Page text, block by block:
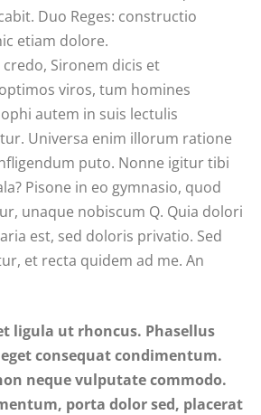
Duo Reges: constructio
etiam dolore.
Sironem dicis et
viros, tum homines
autem in suis lectulis
Universa enim illorum ratione
puto. Nonne igitur tibi
Pisone in eo gymnasio, quod
unaque nobiscum Q. Quia dolori
est, sed doloris privatio. Sed
et recta quidem ad me. An
ligula ut rhoncus. Phasellus
consequat condimentum.
neque vulputate commodo.
porta dolor sed, placerat